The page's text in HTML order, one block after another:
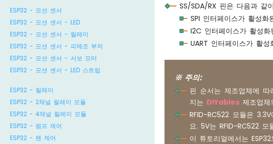
ESP32 - 모션 센서
ESP32 - 모션 센서 - LED
ESP32 - 모션 센서 - 릴레이
ESP32 - 모션 센서 - 피에조 부저
ESP32 - 모션 센서 - 서보 모터
ESP32 - 모션 센서 - LED 스트립
ESP32 - 릴레이
ESP32 - 2채널 릴레이 모듈
ESP32 - 4채널 릴레이 모듈
ESP32 - 펌프 제어
ESP32 - 팬 제어
SS/SDA/RX 핀은 다음과 같
SPI 인터페이스가 활성
I2C 인터페이스가 활성
UART 인터페이스가 활
※ 주의:
핀 순서는 제조업체에
지는 DIYables 제조업
RFID-RC522 모듈은
요. 5V는 RFID-RC522 모
이 튜토리얼에서는